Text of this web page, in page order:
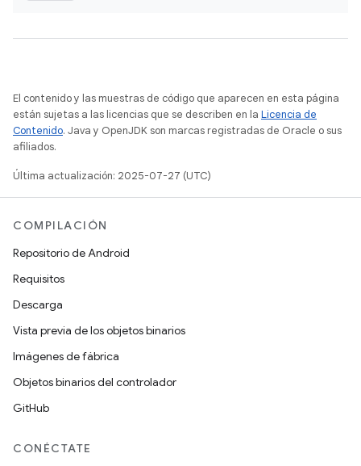
El contenido y las muestras de código que aparecen en esta página
están sujetas a las licencias que se describen en la Licencia de
Contenido. Java y OpenJDK son marcas registradas de Oracle o sus
afiliados.
Última actualización: 2025-07-27 (UTC)
COMPILACIÓN
Repositorio de Android
Requisitos
Descarga
Vista previa de los objetos binarios
Imágenes de fábrica
Objetos binarios del controlador
GitHub
CONÉCTATE